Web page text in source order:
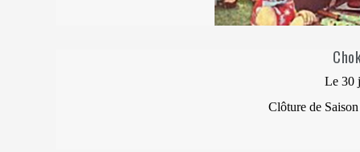
Le 30
Clôture de